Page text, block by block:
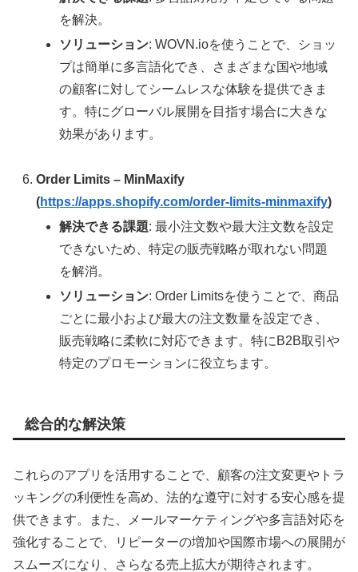
を解決。
ソリューション: WOVN.ioを使うことで、ショッ
プは簡単に多言語化でき、さまざまな国や地域
の顧客に対してシームレスな体験を提供できま
す。特にグローバル展開を目指す場合に大きな
効果があります。
Order Limits – MinMaxify
(https://apps.shopify.com/order-limits-minmaxify)
解決できる課題: 最小注文数や最大注文数を設定
できないため、特定の販売戦略が取れない問題
を解消。
ソリューション: Order Limitsを使うことで、商品
ごとに最小および最大の注文数量を設定でき、
販売戦略に柔軟に対応できます。特にB2B取引や
特定のプロモーションに役立ちます。
総合的な解決策
これらのアプリを活用することで、顧客の注文変更やトラ
ッキングの利便性を高め、法的な遵守に対する安心感を提
供できます。また、メールマーケティングや多言語対応を
強化することで、リピーターの増加や国際市場への展開が
スムーズになり、さらなる売上拡大が期待されます。